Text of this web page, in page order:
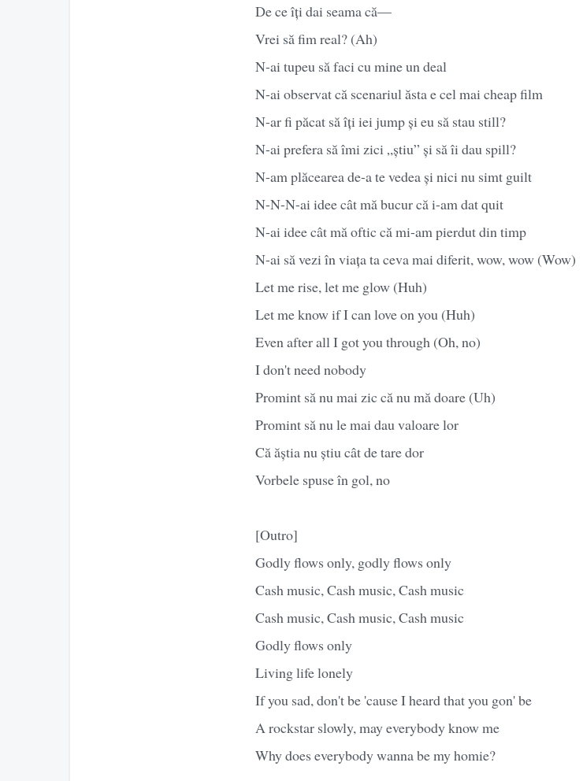
De ce îți dai seama că—
Vrei să fim real? (Ah)
N-ai tupeu să faci cu mine un deal
N-ai observat că scenariul ăsta e cel mai cheap film
N-ar fi păcat să îți iei jump și eu să stau still?
N-ai prefera să îmi zici „știu” și să îi dau spill?
N-am plăcearea de-a te vedea și nici nu simt guilt
N-N-N-ai idee cât mă bucur că i-am dat quit
N-ai idee cât mă oftic că mi-am pierdut din timp
N-ai să vezi în viața ta ceva mai diferit, wow, wow (Wow)
Let me rise, let me glow (Huh)
Let me know if I can love on you (Huh)
Even after all I got you through (Oh, no)
I don't need nobody
Promint să nu mai zic că nu mă doare (Uh)
Promint să nu le mai dau valoare lor
Că ăștia nu știu cât de tare dor
Vorbele spuse în gol, no
[Outro]
Godly flows only, godly flows only
Cash music, Cash music, Cash music
Cash music, Cash music, Cash music
Godly flows only
Living life lonely
If you sad, don't be 'cause I heard that you gon' be
A rockstar slowly, may everybody know me
Why does everybody wanna be my homie?